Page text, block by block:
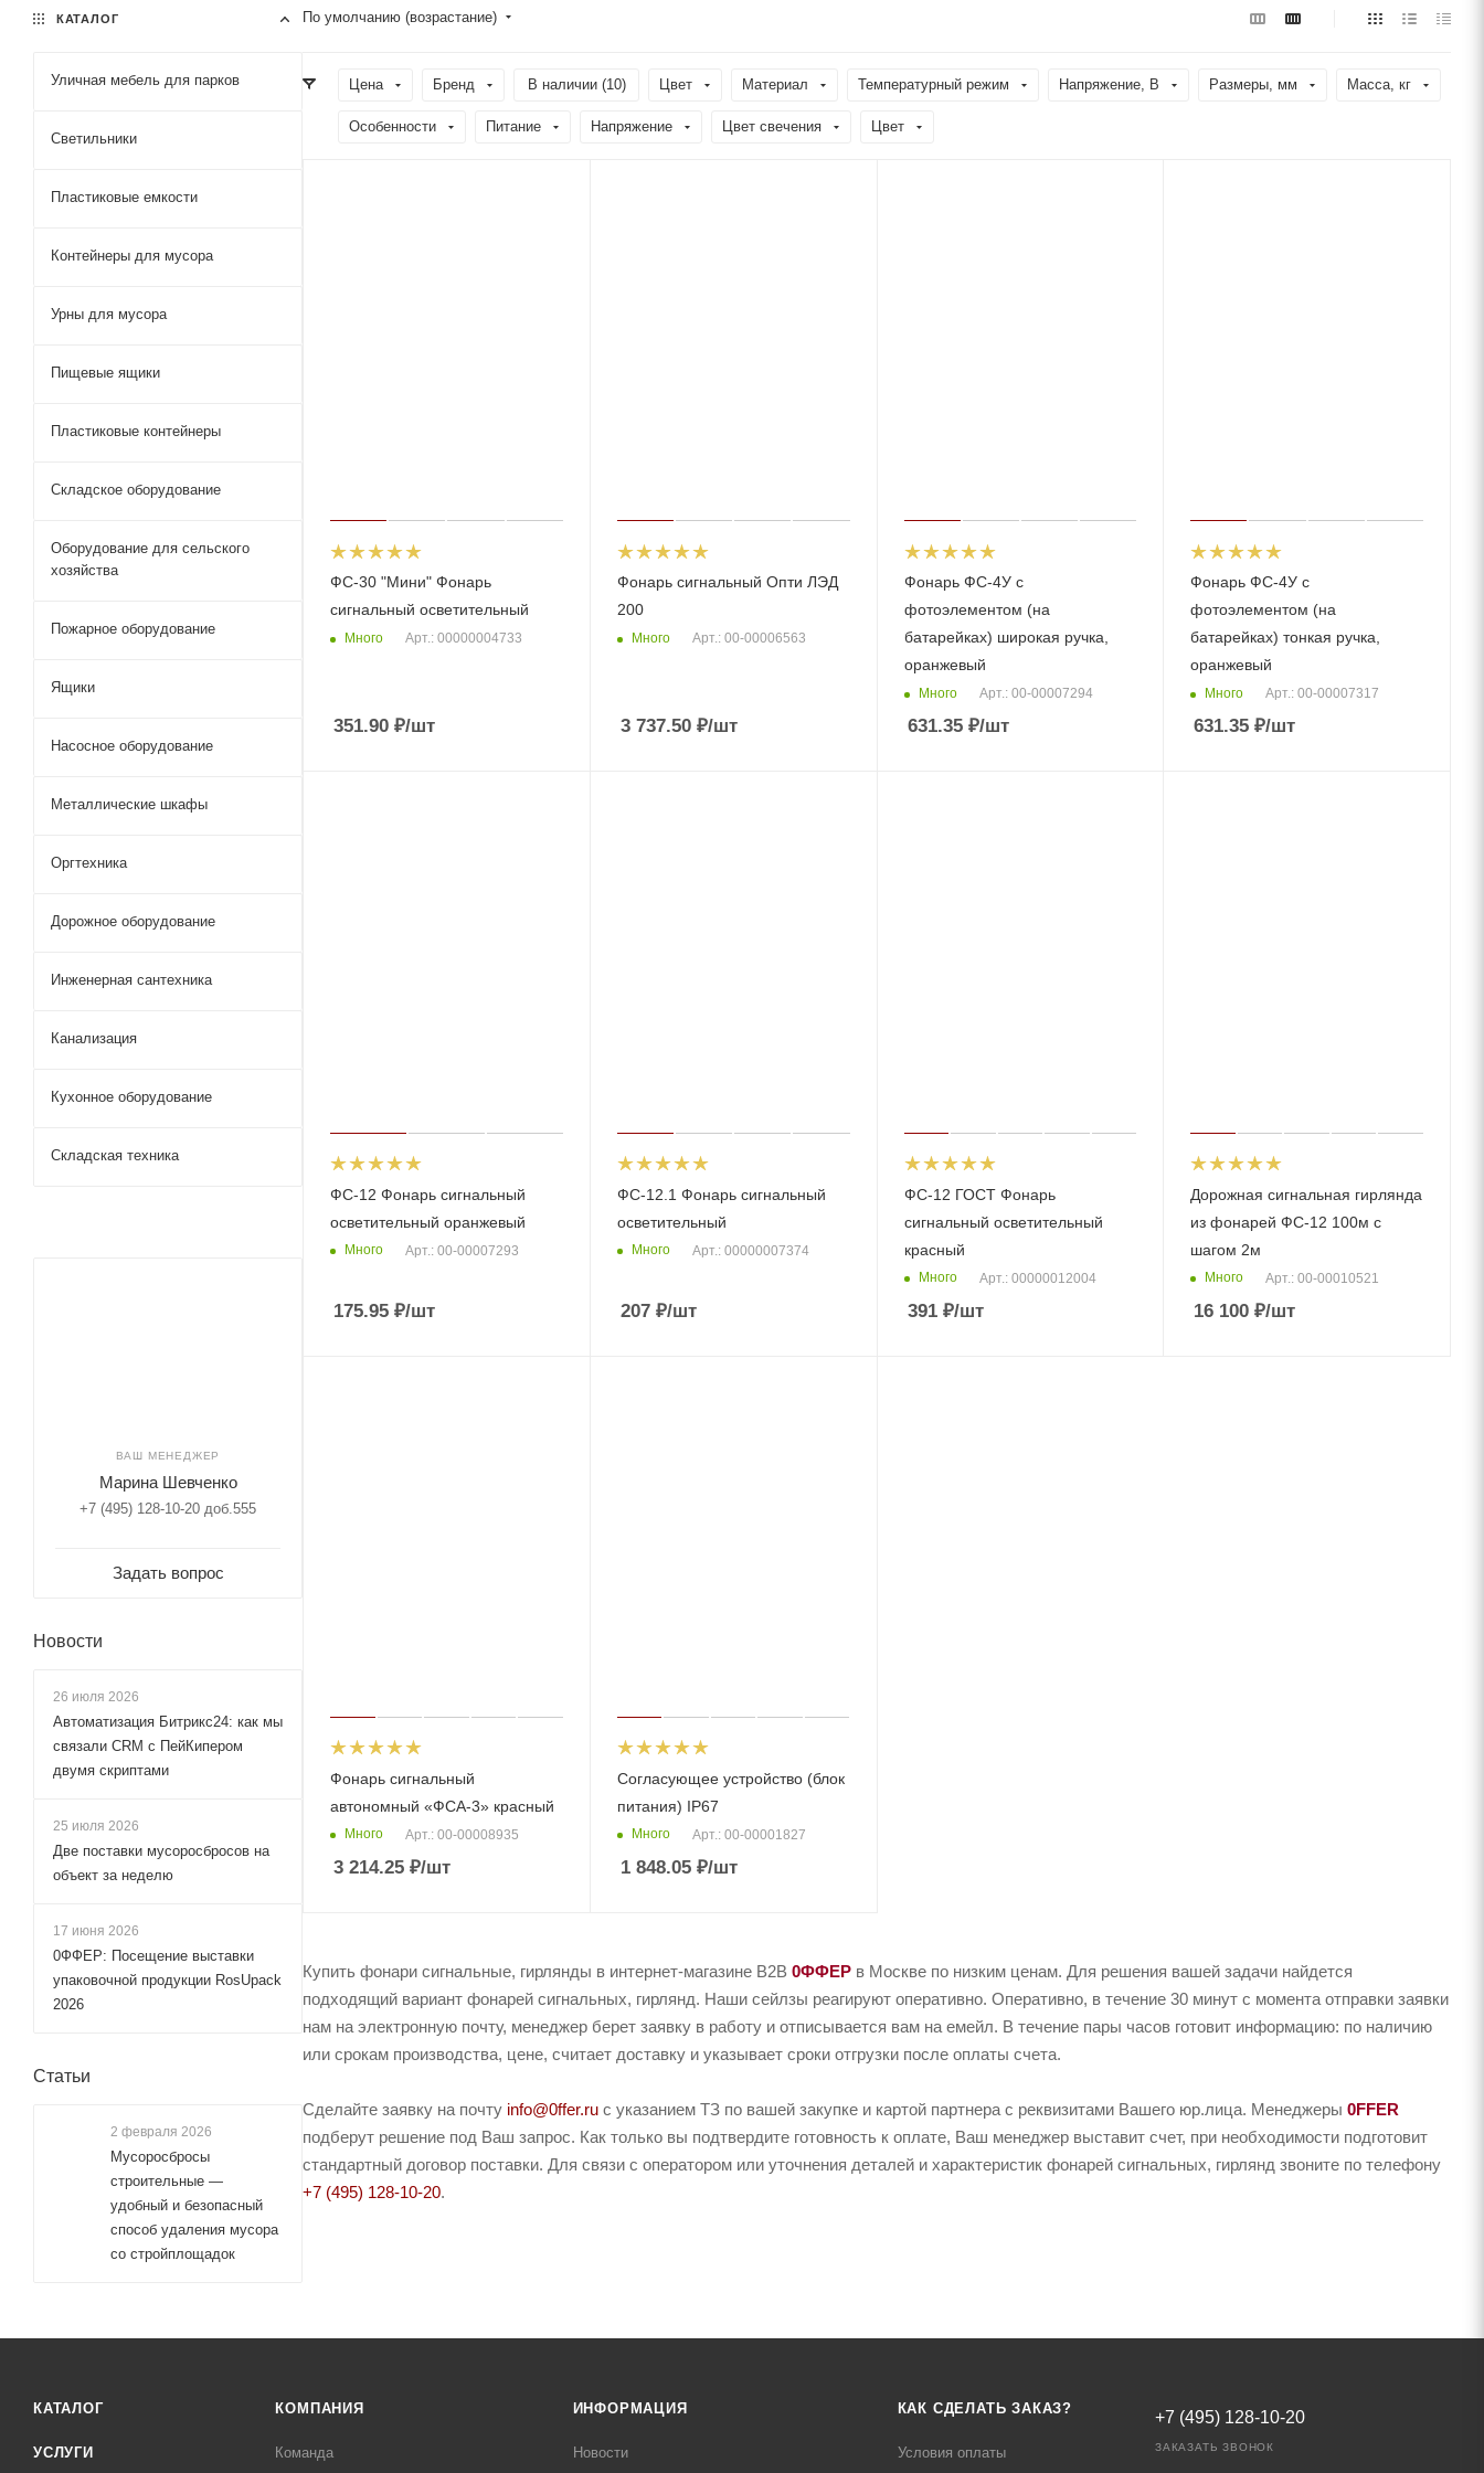
По умолчанию (возрастание)
Цена Бренд В наличии (10) Цвет Материал Температурный режим Напряжение, В Размеры, мм Масса, кг
Особенности Питание Напряжение Цвет свечения Цвет
ФС-30 "Мини" Фонарь
сигнальный осветительный
Много Арт.: 00000004733
351.90 ₽/шт
Фонарь сигнальный Опти ЛЭД
200
Много Арт.: 00-00006563
3 737.50₽/шт
Фонарь ФС-4У с
фотоэлементом (на
батарейках) широкая ручка,
оранжевый
Много Арт.: 00-00007294
631.35₽/шт
Фонарь ФС-4У с
фотоэлементом (на
батарейках) тонкая ручка,
оранжевый
Много Арт.: 00-00007317
631.35 ₽/шт
ФС-12 Фонарь сигнальный
осветительный оранжевый
Много Арт.: 00-00007293
175.95 ₽/шт
ФС-12.1 Фонарь сигнальный
осветительный
Много Арт.: 00000007374
207₽/шт
ФС-12 ГОСТ Фонарь
сигнальный осветительный
красный
Много Арт.: 00000012004
391₽/шт
Дорожная сигнальная гирлянда
из фонарей ФС-12 100м с
шагом 2м
Много Арт.: 00-00010521
16 100 ₽/шт
Фонарь сигнальный
автономный «ФСА-3» красный
Много Арт.: 00-00008935
3 214.25 ₽/шт
Согласующее устройство (блок
питания) IP67
Много Арт.: 00-00001827
1 848.05₽/шт
Купить фонари сигнальные, гирлянды в интернет-магазине B2B 0ФФЕР в Москве по низким ценам. Для решения вашей задачи найдется
подходящий вариант фонарей сигнальных, гирлянд. Наши сейлзы реагируют оперативно. Оперативно, в течение 30 минут с момента отправки заявки
нам на электронную почту, менеджер берет заявку в работу и отписывается вам на емейл. В течение пары часов готовит информацию: по наличию
или срокам производства, цене, считает доставку и указывает сроки отгрузки после оплаты счета.
Сделайте заявку на почту info@0ffer.ru с указанием ТЗ по вашей закупке и картой партнера с реквизитами Вашего юр.лица. Менеджеры 0FFER
подберут решение под Ваш запрос. Как только вы подтвердите готовность к оплате, Ваш менеджер выставит счет, при необходимости подготовит
стандартный договор поставки. Для связи с оператором или уточнения деталей и характеристик фонарей сигнальных, гирлянд звоните по телефону
+7 (495) 128-10-20.
КАТАЛОГ
Уличная мебель для парков
Светильники
Пластиковые емкости
Контейнеры для мусора
Урны для мусора
Пищевые ящики
Пластиковые контейнеры
Складское оборудование
Оборудование для сельского
хозяйства
Пожарное оборудование
Ящики
Насосное оборудование
Металлические шкафы
Оргтехника
Дорожное оборудование
Инженерная сантехника
Канализация
Кухонное оборудование
Складская техника
ВАШ МЕНЕДЖЕР
Марина Шевченко
+7 (495) 128-10-20 доб.555
Задать вопрос
Новости
26 июля 2026
Автоматизация Битрикс24: как мы
связали CRM с ПейКипером
двумя скриптами
25 июля 2026
Две поставки мусоросбросов на
объект за неделю
17 июня 2026
0ФФЕР: Посещение выставки
упаковочной продукции RosUpack
2026
Статьи
2 февраля 2026
Мусоросбросы
строительные —
удобный и безопасный
способ удаления мусора
со стройплощадок
КАТАЛОГ
УСЛУГИ
КОМПАНИЯ
Команда
ИНФОРМАЦИЯ
Новости
КАК СДЕЛАТЬ ЗАКАЗ?
Условия оплаты
+7 (495) 128-10-20
ЗАКАЗАТЬ ЗВОНОК